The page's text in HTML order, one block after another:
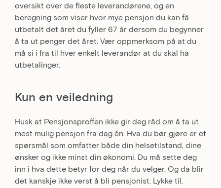
oversikt over de fleste leverandørene, og en
beregning som viser hvor mye pensjon du kan få
utbetalt det året du fyller 67 år dersom du begynner
å ta ut penger det året. Vær oppmerksom på at du
må si i fra til hver enkelt leverandør at du skal ha
utbetalinger.
Kun en veiledning
Husk at Pensjonsproffen ikke gir deg råd om å ta ut
mest mulig pensjon fra dag én. Hva du bør gjøre er et
spørsmål som omfatter både din helsetilstand, dine
ønsker og ikke minst din økonomi. Du må sette deg
inn i hva dette betyr for deg når du velger. Og da blir
det kanskje ikke verst å bli pensjonist. Lykke til.